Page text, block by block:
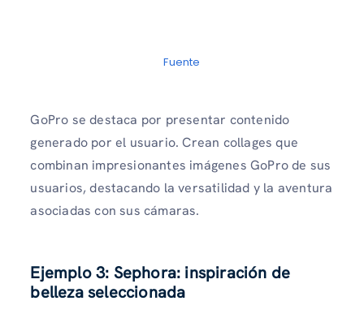
Fuente
GoPro se destaca por presentar contenido
generado por el usuario. Crean collages que
combinan impresionantes imágenes GoPro de sus
usuarios, destacando la versatilidad y la aventura
asociadas con sus cámaras.
Ejemplo 3: Sephora: inspiración de
belleza seleccionada